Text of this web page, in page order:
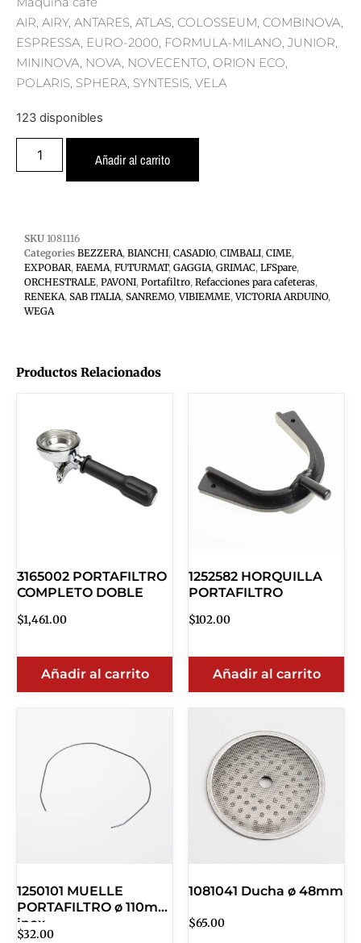
AIR, AIRY, ANTARES, ATLAS, COLOSSEUM, COMBINOVA,
ESPRESSA, EURO-2000, FORMULA-MILANO, JUNIOR,
MININOVA, NOVA, NOVECENTO, ORION ECO,
POLARIS, SPHERA, SYNTESIS, VELA
123 disponibles
Añadir al carrito
SKU 1081116
Categories BEZZERA, BIANCHI, CASADIO, CIMBALI, CIME,
EXPOBAR, FAEMA, FUTURMAT, GAGGIA, GRIMAC, LFSpare,
ORCHESTRALE, PAVONI, Portafiltro, Refacciones para cafeteras,
RENEKA, SAB ITALIA, SANREMO,VIBIEMME,VICTORIA ARDUINO,
WEGA
Productos Relacionados
3165002 PORTAFILTRO
COMPLETO DOBLE
$1,461.00
Añadir al carrito
1252582 HORQUILLA
PORTAFILTRO
$102.00
Añadir al carrito
1250101 MUELLE
PORTAFILTRO ø 110mm
inox
$32.00
1081041 Ducha ø 48mm
$65.00